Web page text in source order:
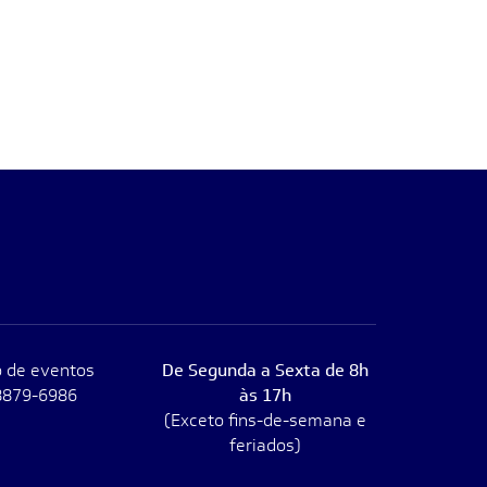
de eventos
6986
De Segunda a Sexta de 8h
às 17h
(Exceto fins-de-semana e
feriados)